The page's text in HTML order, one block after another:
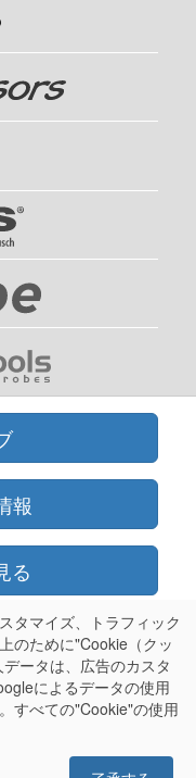
報
る
プ
タマイズ、トラフィック
のために"Cookie（クッ
ータは、広告のカスタ
によるデータの使用
すべての"Cookie"の使用